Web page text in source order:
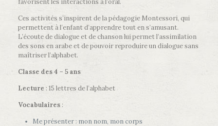
Ces activités s’inspirent de la pédagogie Montessori, qui
permettent à l’enfant d’apprendre tout en s’amusant.
L’écoute de dialogue et de chanson lui permet l’assimilation
des sons en arabe et de pouvoir reproduire un dialogue sans
maîtriser l’alphabet.
Classe des 4 – 5 ans
Lecture : 15 lettres de l’alphabet
Vocabulaires:
Me présenter : mon nom, mon corps